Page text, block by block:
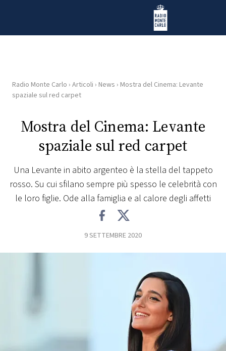
Radio Monte Carlo
HOME
RADIO
PLAYLIST
Radio Monte Carlo › Articoli › News › Mostra del Cinema: Levante
spaziale sul red carpet
Mostra del Cinema: Levante
spaziale sul red carpet
Una Levante in abito argenteo è la stella del tappeto
rosso. Su cui sfilano sempre più spesso le celebrità con
le loro figlie. Ode alla famiglia e al calore degli affetti
9 SETTEMBRE 2020